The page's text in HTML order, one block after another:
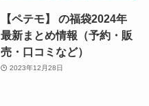
【ペテモ】 の福袋2024年
最新まとめ情報（予約・販
売・口コミなど）
2023年12月28日